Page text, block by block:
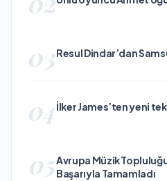
03Resul Dindar’dan
04İlker James’ten yeni
05Avrupa Müzik
Başarıyla Tamamladı